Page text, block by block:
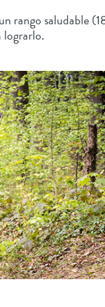
rango saludable
lograrlo.